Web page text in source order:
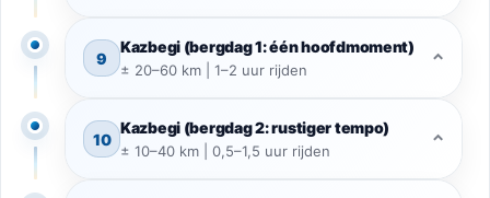
9
Kazbegi (bergdag 1: één hoofdmoment)
± 20–60 km | 1–2 uur rijden
⌃
10
Kazbegi (bergdag 2: rustiger tempo)
± 10–40 km | 0,5–1,5 uur rijden
⌃